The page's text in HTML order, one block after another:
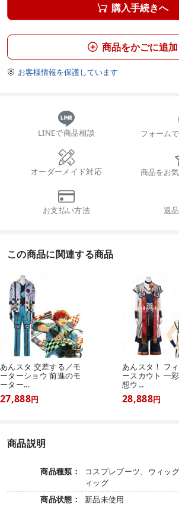
 購入手続きへ
 商品をかごに追加
 お客様情報を保護しています
LINEで商品相談 フォーム
オーダーメイド対応 商品をお
お支払い方法 返
この商品に関連する商品
あんスタ 交差する／モ
ーターショウ 前進のモ
ーター...
27,888円
あんスタ！ フ
ースカウト 一
想ウ...
28,888円
商品説明
商品種類：
コスプレブーツ、ウィッ
ィッグ
商品状態：
新品未使用